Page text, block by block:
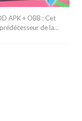
APK + OBB : Cet
de la…